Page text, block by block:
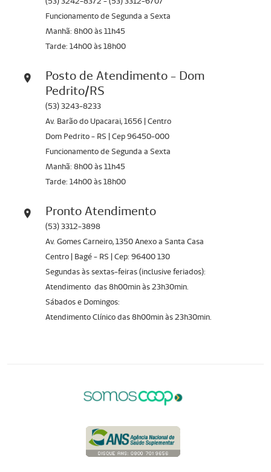
Funcionamento de Segunda a Sexta
Manhã: 8h00 às 11h45
Tarde: 14h00 às 18h00
Posto de Atendimento - Dom
Pedrito/RS
(53) 3243-8233
Av. Barão do Upacarai, 1656 | Centro
Dom Pedrito - RS | Cep 96450-000
Funcionamento de Segunda a Sexta
Manhã: 8h00 às 11h45
Tarde: 14h00 às 18h00
Pronto Atendimento
(53) 3312-3898
Av. Gomes Carneiro, 1350 Anexo a Santa Casa
Centro | Bagé - RS | Cep: 96400 130
Segundas às sextas-feiras (inclusive feriados):
Atendimento das 8h00min às 23h30min.
Sábados e Domingos:
Atendimento Clínico das 8h00min às 23h30min.